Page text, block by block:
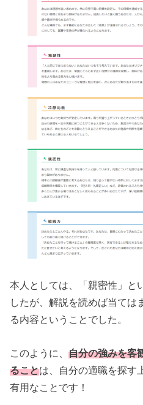
本人としては、「親密性」と
したが、解説を読めば当ては
る内容ということでした。
このように、自分の強みを客
ることは、自分の適職を探す
有用なことです！